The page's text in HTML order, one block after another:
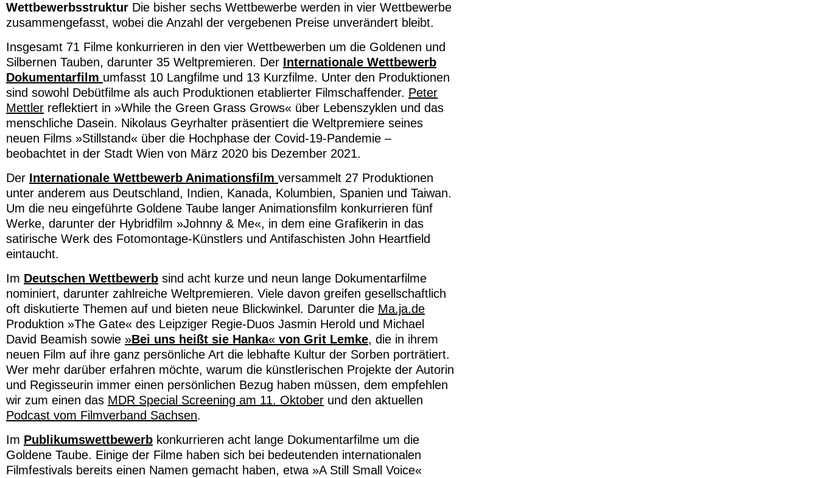
Wettbewerbsstruktur Die bisher sechs Wettbewerbe werden in vier Wettbewerbe
zusammengefasst, wobei die Anzahl der vergebenen Preise unverändert bleibt.
Insgesamt 71 Filme konkurrieren in den vier Wettbewerben um die Goldenen und
Silbernen Tauben, darunter 35 Weltpremieren. Der Internationale Wettbewerb
Dokumentarfilm umfasst 10 Langfilme und 13 Kurzfilme. Unter den Produktionen
sind sowohl Debütfilme als auch Produktionen etablierter Filmschaffender. Peter
Mettler reflektiert in »While the Green Grass Grows« über Lebenszyklen und das
menschliche Dasein. Nikolaus Geyrhalter präsentiert die Weltpremiere seines
neuen Films »Stillstand« über die Hochphase der Covid-19-Pandemie –
beobachtet in der Stadt Wien von März 2020 bis Dezember 2021.
Der Internationale Wettbewerb Animationsfilm versammelt 27 Produktionen
unter anderem aus Deutschland, Indien, Kanada, Kolumbien, Spanien und Taiwan.
Um die neu eingeführte Goldene Taube langer Animationsfilm konkurrieren fünf
Werke, darunter der Hybridfilm »Johnny & Me«, in dem eine Grafikerin in das
satirische Werk des Fotomontage-Künstlers und Antifaschisten John Heartfield
eintaucht.
Im Deutschen Wettbewerb sind acht kurze und neun lange Dokumentarfilme
nominiert, darunter zahlreiche Weltpremieren. Viele davon greifen gesellschaftlich
oft diskutierte Themen auf und bieten neue Blickwinkel. Darunter die Ma.ja.de
Produktion »The Gate« des Leipziger Regie-Duos Jasmin Herold und Michael
David Beamish sowie »Bei uns heißt sie Hanka« von Grit Lemke, die in ihrem
neuen Film auf ihre ganz persönliche Art die lebhafte Kultur der Sorben porträtiert.
Wer mehr darüber erfahren möchte, warum die künstlerischen Projekte der Autorin
und Regisseurin immer einen persönlichen Bezug haben müssen, dem empfehlen
wir zum einen das MDR Special Screening am 11. Oktober und den aktuellen
Podcast vom Filmverband Sachsen.
Im Publikumswettbewerb konkurrieren acht lange Dokumentarfilme um die
Goldene Taube. Einige der Filme haben sich bei bedeutenden internationalen
Filmfestivals bereits einen Namen gemacht haben, etwa »A Still Small Voice«